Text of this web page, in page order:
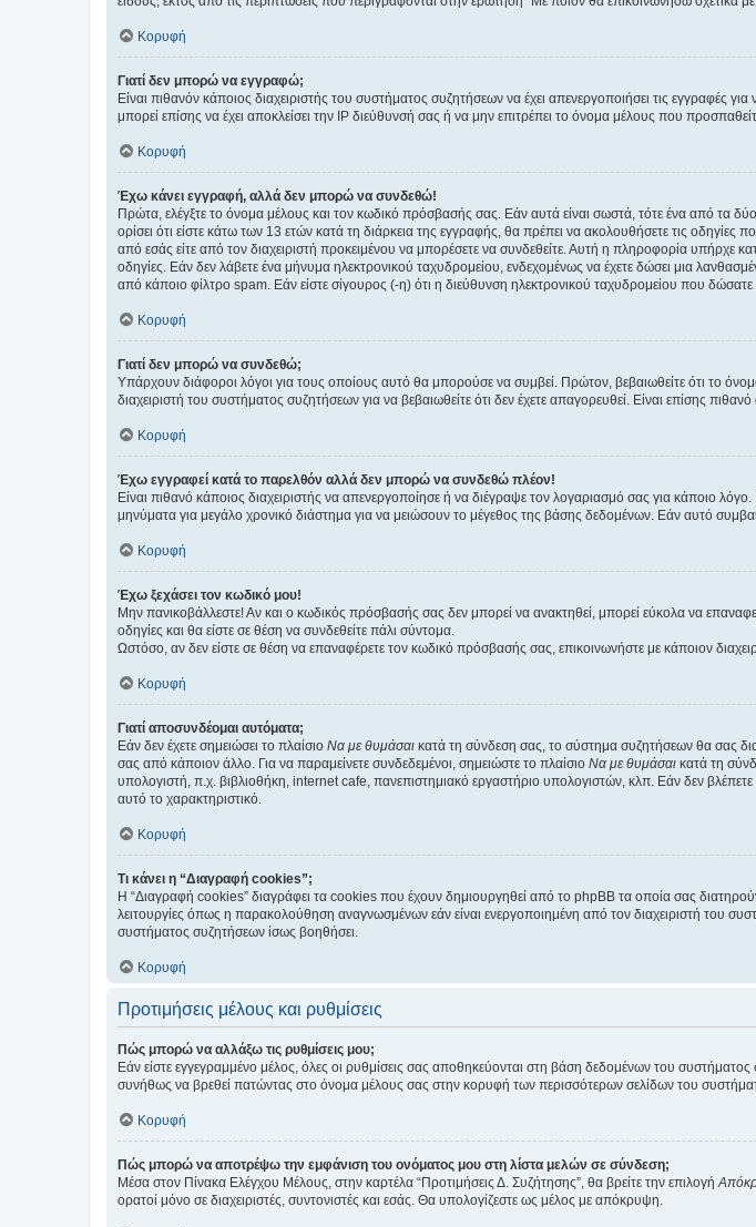
Κορυφή
Γιατί δεν μπορώ να εγγραφώ;
Είναι πιθανόν κάποιος διαχειριστής του συστήματος συζητήσεων να έχει απενεργοποιήσει τις εγγραφές
μπορεί επίσης να έχει αποκλείσει την IP διεύθυνσή σας ή να μην επιτρέπει το όνομα μέλους που
Κορυφή
Έχω κάνει εγγραφή, αλλά δεν μπορώ να συνδεθώ!
Πρώτα, ελέγξτε το όνομα μέλους και τον κωδικό πρόσβασής σας. Εάν αυτά είναι σωστά, τότε ένα από τα
ορίσει ότι είστε κάτω των 13 ετών κατά τη διάρκεια της εγγραφής, θα πρέπει να ακολουθήσετε τις οδηγίες
από εσάς είτε από τον διαχειριστή προκειμένου να μπορέσετε να συνδεθείτε. Αυτή η πληροφορία υπήρχε
οδηγίες. Εάν δεν λάβετε ένα μήνυμα ηλεκτρονικού ταχυδρομείου, ενδεχομένως να έχετε δώσει μια
από κάποιο φίλτρο spam. Εάν είστε σίγουρος (-η) ότι η διεύθυνση ηλεκτρονικού ταχυδρομείου που δώσατε
Κορυφή
Γιατί δεν μπορώ να συνδεθώ;
Υπάρχουν διάφοροι λόγοι για τους οποίους αυτό θα μπορούσε να συμβεί. Πρώτον, βεβαιωθείτε ότι το
διαχειριστή του συστήματος συζητήσεων για να βεβαιωθείτε ότι δεν έχετε απαγορευθεί. Είναι επίσης
Κορυφή
Έχω εγγραφεί κατά το παρελθόν αλλά δεν μπορώ να συνδεθώ πλέον!
Είναι πιθανό κάποιος διαχειριστής να απενεργοποίησε ή να διέγραψε τον λογαριασμό σας για κάποιο
μηνύματα για μεγάλο χρονικό διάστημα για να μειώσουν το μέγεθος της βάσης δεδομένων. Εάν αυτό
Κορυφή
Έχω ξεχάσει τον κωδικό μου!
Μην πανικοβάλλεστε! Αν και ο κωδικός πρόσβασής σας δεν μπορεί να ανακτηθεί, μπορεί εύκολα να
οδηγίες και θα είστε σε θέση να συνδεθείτε πάλι σύντομα.
Ωστόσο, αν δεν είστε σε θέση να επαναφέρετε τον κωδικό πρόσβασής σας, επικοινωνήστε με κάποιον
Κορυφή
Γιατί αποσυνδέομαι αυτόματα;
Εάν δεν έχετε σημειώσει το πλαίσιο Να με θυμάσαι κατά τη σύνδεση σας, το σύστημα συζητήσεων θα σας
σας από κάποιον άλλο. Για να παραμείνετε συνδεδεμένοι, σημειώστε το πλαίσιο Να με θυμάσαι κατά τη
υπολογιστή, π.χ. βιβλιοθήκη, internet cafe, πανεπιστημιακό εργαστήριο υπολογιστών, κλπ. Εάν δεν βλέπετε
αυτό το χαρακτηριστικό.
Κορυφή
Τι κάνει η “Διαγραφή cookies”;
Η “Διαγραφή cookies” διαγράφει τα cookies που έχουν δημιουργηθεί από το phpBB τα οποία σας
λειτουργίες όπως η παρακολούθηση αναγνωσμένων εάν είναι ενεργοποιημένη από τον διαχειριστή
συστήματος συζητήσεων ίσως βοηθήσει.
Κορυφή
Προτιμήσεις μέλους και ρυθμίσεις
Πώς μπορώ να αλλάξω τις ρυθμίσεις μου;
Εάν είστε εγγεγραμμένο μέλος, όλες οι ρυθμίσεις σας αποθηκεύονται στη βάση δεδομένων του
συνήθως να βρεθεί πατώντας στο όνομα μέλους σας στην κορυφή των περισσότερων σελίδων του
Κορυφή
Πώς μπορώ να αποτρέψω την εμφάνιση του ονόματος μου στη λίστα μελών σε σύνδεση;
Μέσα στον Πίνακα Ελέγχου Μέλους, στην καρτέλα “Προτιμήσεις Δ. Συζήτησης”, θα βρείτε την επιλογή
ορατοί μόνο σε διαχειριστές, συντονιστές και εσάς. Θα υπολογίζεστε ως μέλος με απόκρυψη.